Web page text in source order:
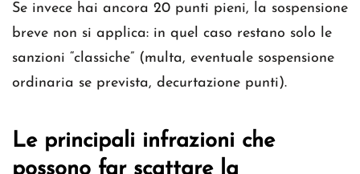
Se invece hai ancora 20 punti pieni, la sospensione
breve non si applica: in quel caso restano solo le
sanzioni “classiche” (multa, eventuale sospensione
ordinaria se prevista, decurtazione punti).
Le principali infrazioni che